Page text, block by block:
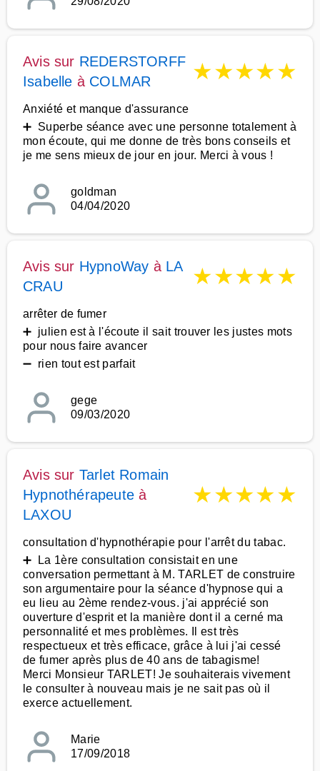
Avis sur REDERSTORFF
Isabelle à COLMAR ★★★★★
Anxiété et manque d'assurance
➕ Superbe séance avec une personne totalement à
mon écoute, qui me donne de très bons conseils et
je me sens mieux de jour en jour. Merci à vous !
goldman
04/04/2020
Avis sur HypnoWay à LA
CRAU
★★★★★
arrêter de fumer
➕ julien est à l'écoute il sait trouver les justes mots
pour nous faire avancer
➖ rien tout est parfait
gege
09/03/2020
Avis sur Tarlet Romain
Hypnothérapeute à
LAXOU
★★★★★
consultation d'hypnothérapie pour l'arrêt du tabac.
➕ La 1ère consultation consistait en une
conversation permettant à M. TARLET de construire
son argumentaire pour la séance d'hypnose qui a
eu lieu au 2ème rendez-vous. j'ai apprécié son
ouverture d'esprit et la manière dont il a cerné ma
personnalité et mes problèmes. Il est très
respectueux et très efficace, grâce à lui j'ai cessé
de fumer après plus de 40 ans de tabagisme!
Merci Monsieur TARLET! Je souhaiterais vivement
le consulter à nouveau mais je ne sait pas où il
exerce actuellement.
Marie
17/09/2018